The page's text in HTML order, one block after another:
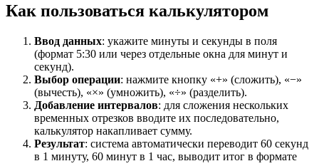
Как пользоваться калькулятором
Ввод данных: укажите минуты и секунды в поля
(формат 5:30 или через отдельные окна для минут и
секунд).
Выбор операции: нажмите кнопку «+» (сложить), «−»
(вычесть), «×» (умножить), «÷» (разделить).
Добавление интервалов: для сложения нескольких
временных отрезков вводите их последовательно,
калькулятор накапливает сумму.
Результат: система автоматически переводит 60 секунд
в 1 минуту, 60 минут в 1 час, выводит итог в формате